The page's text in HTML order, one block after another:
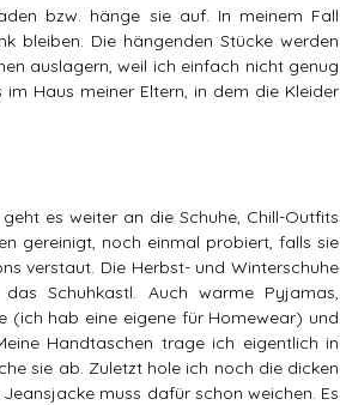
bzw. hänge sie auf. In meinem Fall
bleiben. Die hängenden Stücke werden
auslagern, weil ich einfach nicht genug
Haus meiner Eltern, in dem die Kleider
es weiter an die Schuhe, Chill-Outfits
gereinigt, noch einmal probiert, falls sie
verstaut. Die Herbst- und Winterschuhe
Schuhkastl. Auch warme Pyjamas,
(ich hab eine eigene für Homewear) und
Handtaschen trage ich eigentlich in
sie ab. Zuletzt hole ich noch die dicken
muss dafür schon weichen. Es